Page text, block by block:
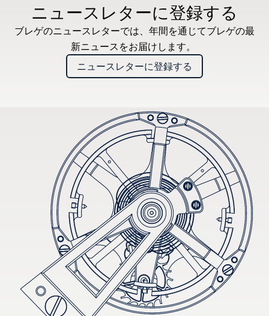
ニュースレターに登録する
ブレゲのニュースレターでは、年間を通じてブレゲの最
新ニュースをお届けします。
ニュースレターに登録する